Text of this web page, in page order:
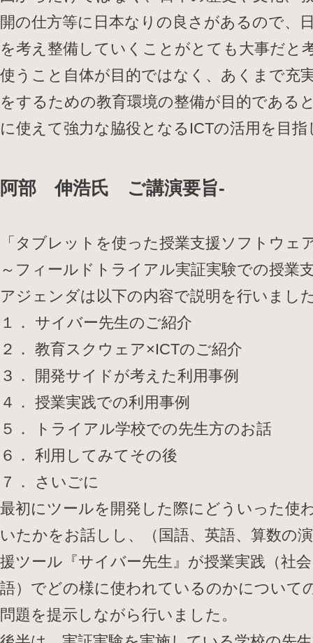
開の仕方等に日本なりの良さがあるので、
を考え整備していくことがとても大事だと
使うこと自体が目的ではなく、あくまで充
をするための教育環境の整備が目的である
に使えて強力な脇役となるICTの活用を目
阿部 伸浩氏 ご講演要旨-
「タブレットを使った授業支援ソフトウェ
～フィールドトライアル実証実験での授業
アジェンダは以下の内容で説明を行いまし
１． サイバー先生のご紹介
２． 教育スクウェア×ICTのご紹介
３． 開発サイドが考えた利用事例
４． 授業実践での利用事例
５． トライアル学校での先生方のお話
６． 利用してみてその後
７． さいごに
最初にツールを開発した際にどういった使
いたかをお話しし、（国語、英語、算数の
援ツール『サイバー先生』が授業実践（社
語）でどの様に使われているのかについて
問題を提示しながら行いました。